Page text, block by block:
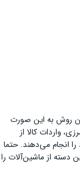
روش به این صورت
واردات کالا از
انجام می‌دهند. حتما
دسته از ماشین‌آلات را